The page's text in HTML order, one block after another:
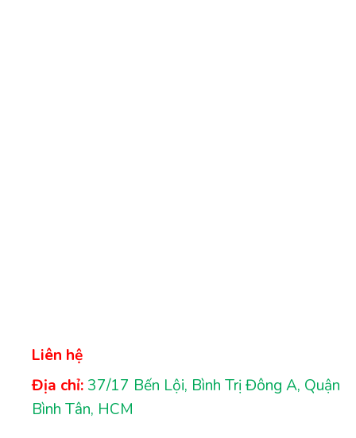
Liên hệ
Địa chỉ: 37/17 Bến Lội, Bình Trị Đông A, Quận
Bình Tân, HCM